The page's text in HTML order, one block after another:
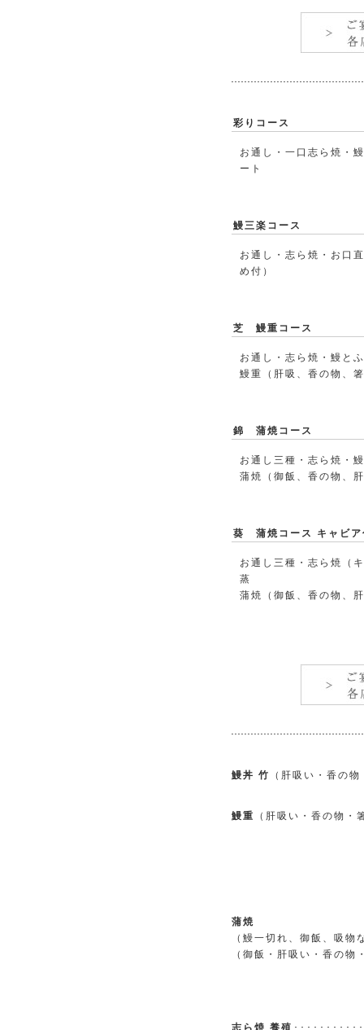
彩りコース
お通し・一口志ら焼・
ート
鰻三楽コース
お通し・志ら焼・お口
め付）
芝 鰻重コース
お通し・志ら焼・鰻と
鰻重（肝吸、香の物、
錦 蒲焼コース
お通し三種・志ら焼・
蒲焼（御飯、香の物、
葵 蒲焼コース キャビア
お通し三種・志ら焼（
蒸
蒲焼（御飯、香の物、
鰻丼 竹 （肝吸い・香の
鰻重 （肝吸い・香の物・
蒲焼
（鰻一切れ、御飯、吸物
（御飯・肝吸い・香の物
志ら焼 養殖 ･･････････